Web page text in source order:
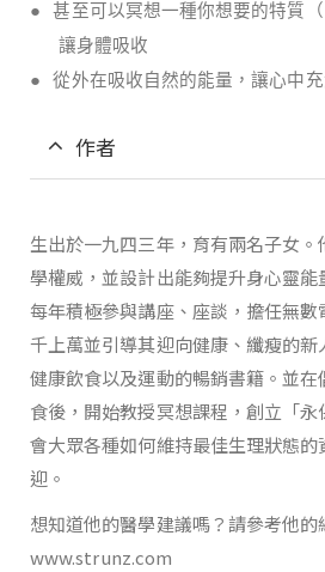
●
甚至可以冥想一種你想要的特質
讓身體吸收
●
從外在吸收自然的能量，讓心中
作者
生出於一九四三年，育有兩名子女
學權威，並設計出能夠提升身心靈能
每年積極參與講座、座談，擔任無
千上萬並引導其迎向健康、纖瘦的
健康飲食以及運動的暢銷書籍。並
食後，開始教授冥想課程，創立「
會大眾各種如何維持最佳生理狀態
迎。
想知道他的醫學建議嗎？請參考他的
www.strunz.com